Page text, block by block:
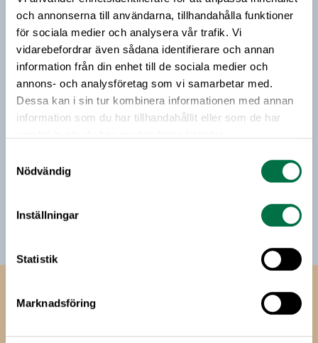
och annonserna till användarna, tillhandahålla funktioner
för sociala medier och analysera vår trafik. Vi
vidarebefordrar även sådana identifierare och annan
information från din enhet till de sociala medier och
annons- och analysföretag som vi samarbetar med.
Dessa kan i sin tur kombinera informationen med annan
information som du har tillhandahållit eller som de har
Nödvändig
Inställningar
Statistik
Marknadsföring
livsmedel.
livsmedelsföretagande och den svenska
livsmedelsbranschen. När du anmäler dig till vårt
nyhetsbrev godkänner du Livsmedelsföretagens
hantering av personuppgifter.
E-post:
Jag vill få relevant information från Livsmedelsföretagen
till min inkorg. Livsmedelsföretagen ska inte dela eller
avsluta prenumerationen.
Livsmedels­företagen